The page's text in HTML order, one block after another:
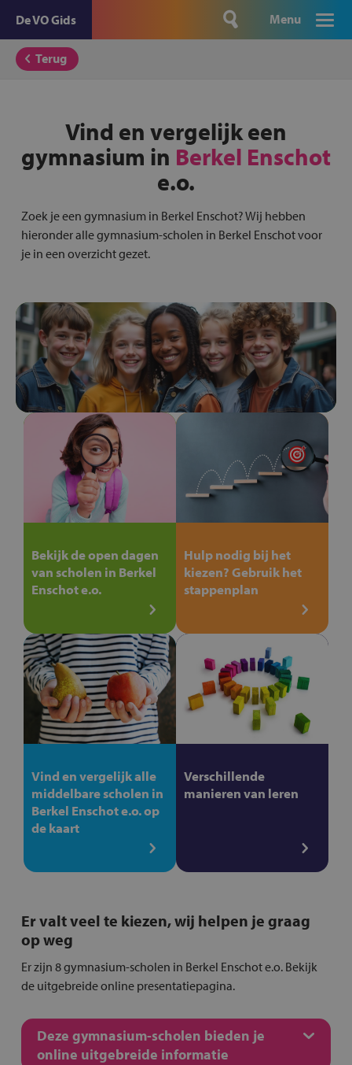
De VO Gids Menu
Terug
Vind en vergelijk een
gymnasium in Berkel Enschot
e.o.
Zoek je een gymnasium in Berkel Enschot? Wij hebben
hieronder alle gymnasium-scholen in Berkel Enschot voor
je in een overzicht gezet.
Bekijk de open dagen
van scholen in Berkel
Enschot e.o.
Hulp nodig bij het
kiezen? Gebruik het
stappenplan
Vind en vergelijk alle
middelbare scholen in
Berkel Enschot e.o. op
de kaart
Verschillende
manieren van leren
Er valt veel te kiezen, wij helpen je graag
op weg
Er zijn 8 gymnasium-scholen in Berkel Enschot e.o. Bekijk
de uitgebreide online presentatiepagina.
Deze gymnasium-scholen bieden je
online uitgebreide informatie